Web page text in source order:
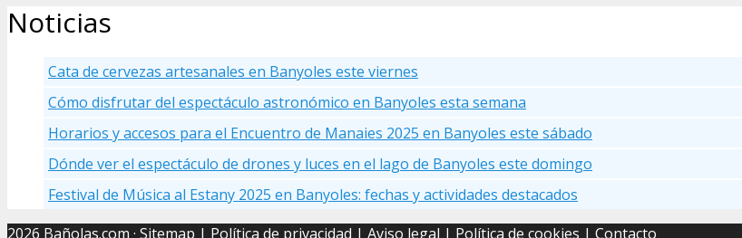
Noticias
Cata de cervezas artesanales en Banyoles este viernes
Cómo disfrutar del espectáculo astronómico en Banyoles esta semana
Horarios y accesos para el Encuentro de Manaies 2025 en Banyoles este sábado
Dónde ver el espectáculo de drones y luces en el lago de Banyoles este domingo
Festival de Música al Estany 2025 en Banyoles: fechas y actividades destacados
2026 Bañolas.com · Sitemap | Política de privacidad | Aviso legal | Política de cookies | Contacto